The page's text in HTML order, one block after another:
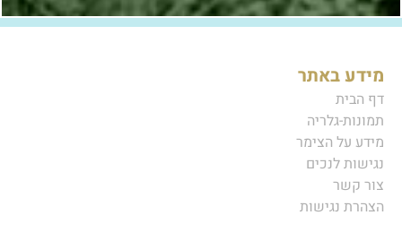
מידע באתר
דף הבית
תמונות-גלריה
מידע על הצימר
נגישות לנכים
צור קשר
הצהרת נגישות